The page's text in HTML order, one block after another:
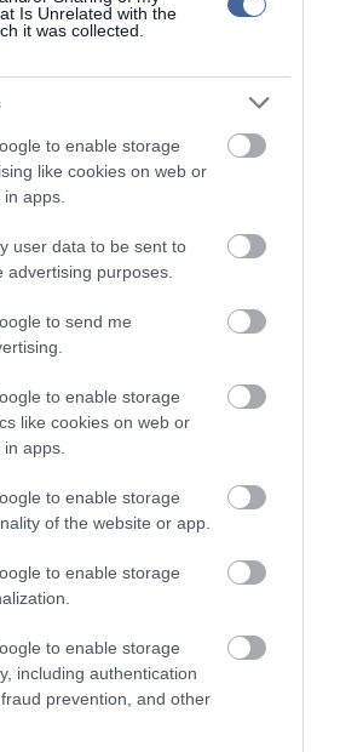
Is Unrelated with the
it was collected.
to enable storage
like cookies on web or
apps.
user data to be sent to
advertising purposes.
to send me
to enable storage
like cookies on web or
apps.
to enable storage
of the website or app.
to enable storage
to enable storage
including authentication
prevention, and other
szakaszokat is kell majd teljesítenetek.
ennyi is vagy jobban szereted a
szerettük, most is így van.
kora délután lesz. Mi lesz a
Hol álltok az éves bajnokságban?
szeretnénk szerepelni, de elsősorban
koncentrálni.
Mentes és Társai Kft., Kronome Zoltán,
hozzászólások nem a
ma.hu
A szerkesztőség mindössze a hírek
véleményét tartalmazzák.
személyiségi jogainak és jó hírnevének